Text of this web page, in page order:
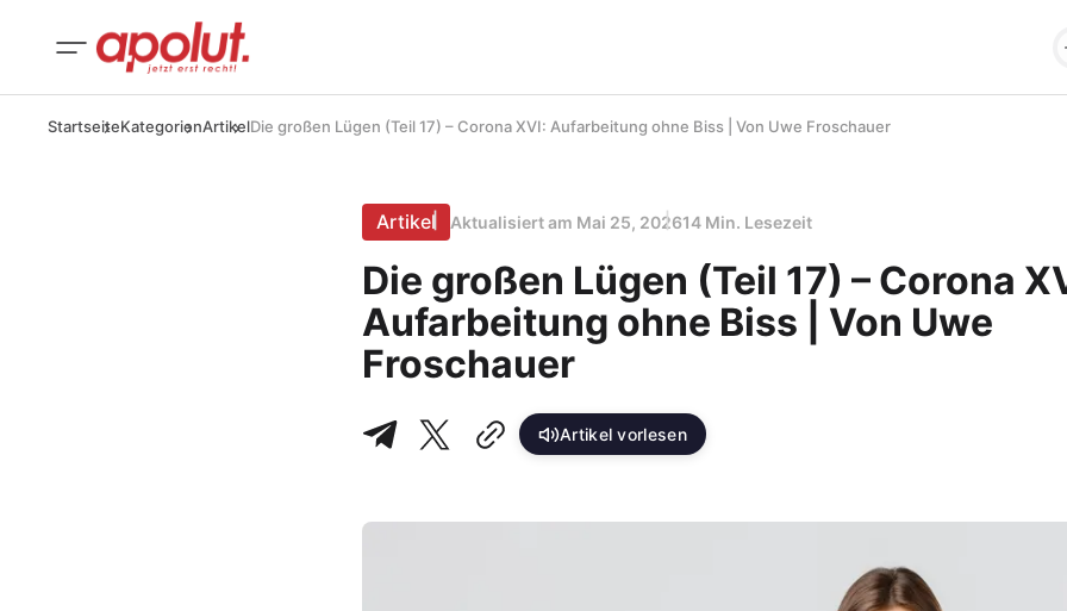
StartseiteKategorienArtikelDie großen Lügen (Teil 17) – Corona XVI: Aufarbeitung ohne Biss | Von Uwe Froschauer
Artikel Aktualisiert am Mai 25, 202614 Min. Lesezeit
Die großen Lügen (Teil 17) – Corona
Aufarbeitung ohne Biss | Von Uwe
Froschauer
Artikel vorlesen